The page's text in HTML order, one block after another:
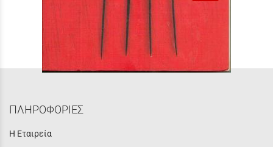
Κερασφόρος (Horns) Joe Hill *
Τιμή:
ΠΛΗΡΟΦΟΡΙΕΣ
Η Εταιρεία